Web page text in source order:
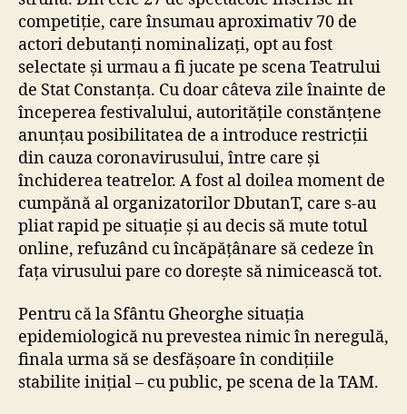
competiție, care însumau aproximativ 70 de
actori debutanți nominalizați, opt au fost
selectate și urmau a fi jucate pe scena Teatrului
de Stat Constanța. Cu doar câteva zile înainte de
începerea festivalului, autoritățile constănțene
anunțau posibilitatea de a introduce restricții
din cauza coronavirusului, între care și
închiderea teatrelor. A fost al doilea moment de
cumpănă al organizatorilor DbutanT, care s-au
pliat rapid pe situație și au decis să mute totul
online, refuzând cu încăpățânare să cedeze în
fața virusului pare co dorește să nimicească tot.
Pentru că la Sfântu Gheorghe situația
epidemiologică nu prevestea nimic în neregulă,
finala urma să se desfășoare în condițiile
stabilite inițial – cu public, pe scena de la TAM.